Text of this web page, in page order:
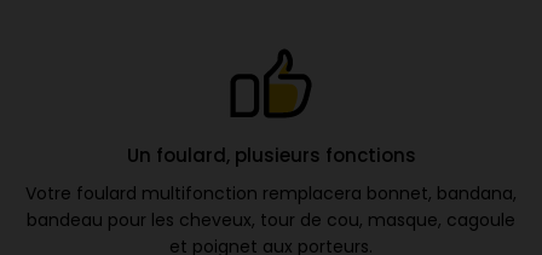
Un foulard, plusieurs fonctions
Votre foulard multifonction remplacera bonnet, bandana,
bandeau pour les cheveux, tour de cou, masque, cagoule
et poignet aux porteurs.